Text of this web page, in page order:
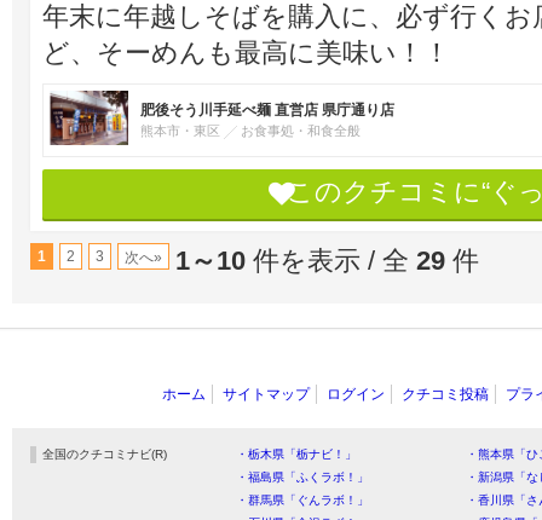
年末に年越しそばを購入に、必ず行く
ど、そーめんも最高に美味い！！
肥後そう川手延べ麺 直営店 県庁通り店
熊本市・東区 お食事処・和食全般
このクチコミに“ぐ
1 2 3 次へ» 1～10 件を表示 / 全 29 件
ホーム サイトマップ ログイン クチコミ投稿 プラ
全国のクチコミナビ(R) ・栃木県「栃ナビ！」
・熊本県「
・福島県「ふくラボ！」
・新潟県「
・群馬県「ぐんラボ！」
・香川県「